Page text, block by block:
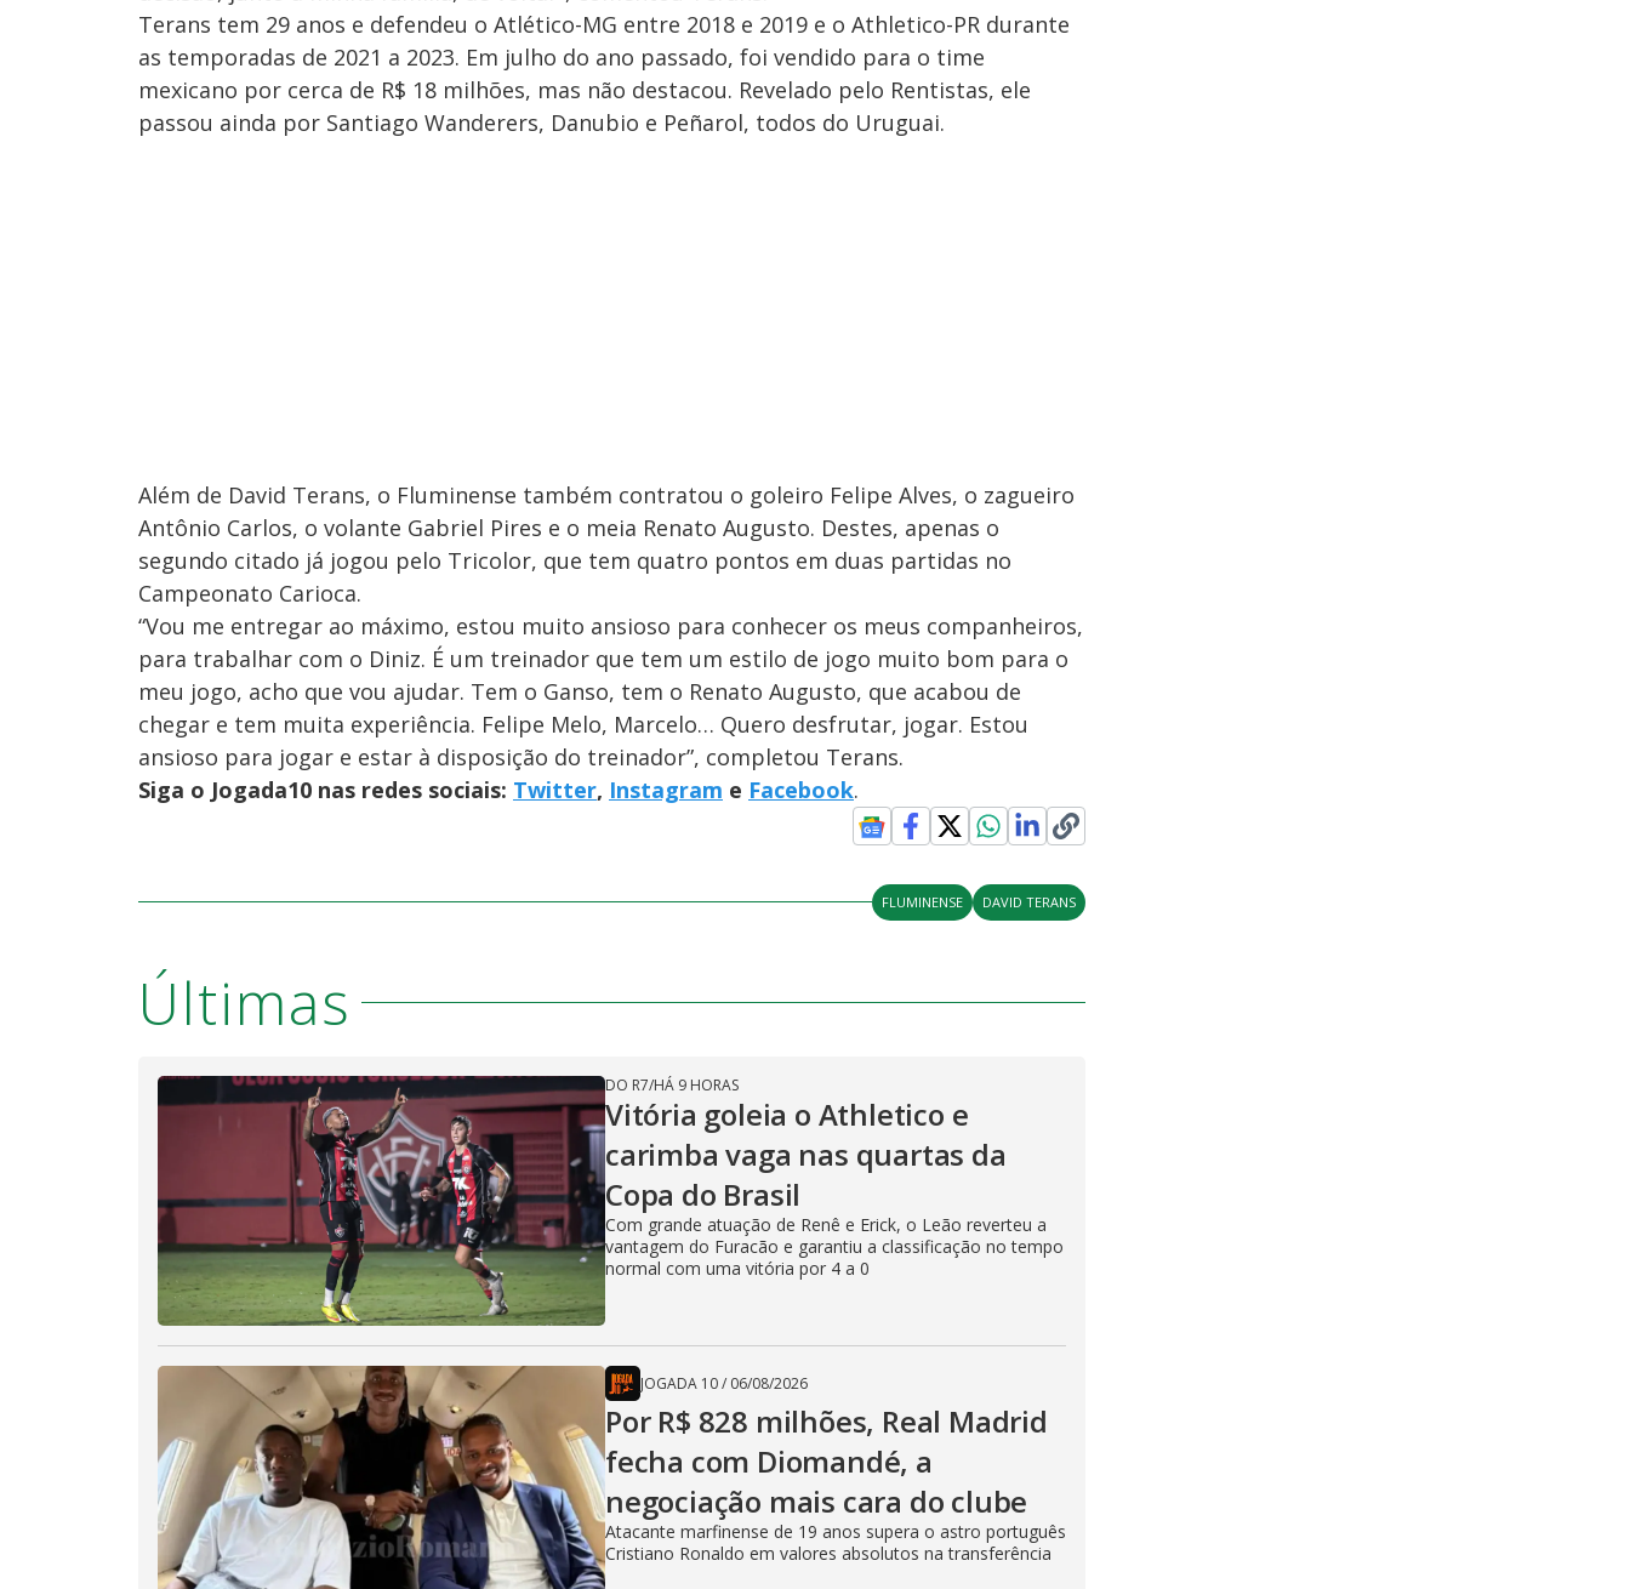
Terans tem 29 anos e defendeu o Atlético-MG entre 2018 e 2019 e o Athletico-PR durante
as temporadas de 2021 a 2023. Em julho do ano passado, foi vendido para o time
mexicano por cerca de R$ 18 milhões, mas não destacou. Revelado pelo Rentistas, ele
passou ainda por Santiago Wanderers, Danubio e Peñarol, todos do Uruguai.
Além de David Terans, o Fluminense também contratou o goleiro Felipe Alves, o zagueiro
Antônio Carlos, o volante Gabriel Pires e o meia Renato Augusto. Destes, apenas o
segundo citado já jogou pelo Tricolor, que tem quatro pontos em duas partidas no
Campeonato Carioca.
“Vou me entregar ao máximo, estou muito ansioso para conhecer os meus companheiros,
para trabalhar com o Diniz. É um treinador que tem um estilo de jogo muito bom para o
meu jogo, acho que vou ajudar. Tem o Ganso, tem o Renato Augusto, que acabou de
chegar e tem muita experiência. Felipe Melo, Marcelo… Quero desfrutar, jogar. Estou
ansioso para jogar e estar à disposição do treinador”, completou Terans.
Siga o Jogada10 nas redes sociais: Twitter, Instagram e Facebook.
FLUMINENSE DAVID TERANS
Últimas
DO R7/HÁ 9 HORAS
Vitória goleia o Athletico e
carimba vaga nas quartas da
Copa do Brasil
Com grande atuação de Renê e Erick, o Leão reverteu a
vantagem do Furacão e garantiu a classificação no tempo
normal com uma vitória por 4 a 0
JOGADA 10/ 06/08/2026
Por R$ 828 milhões, Real Madrid
fecha com Diomandé, a
negociação mais cara do clube
Atacante marfinense de 19 anos supera o astro português
Cristiano Ronaldo em valores absolutos na transferência